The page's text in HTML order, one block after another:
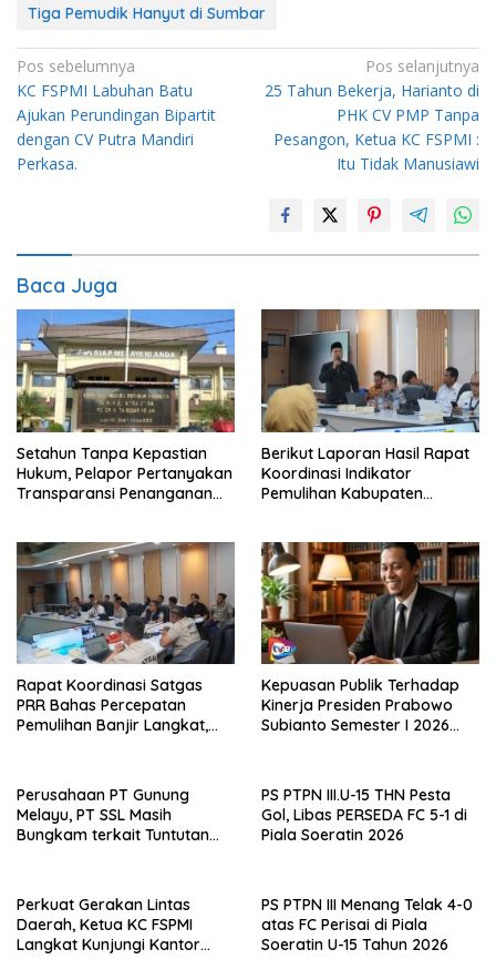
Tiga Pemudik Hanyut di Sumbar
Navigasi
pos
Pos sebelumnya
KC FSPMI Labuhan Batu
Ajukan Perundingan Bipartit
dengan CV Putra Mandiri
Perkasa.
Pos selanjutnya
25 Tahun Bekerja, Harianto di
PHK CV PMP Tanpa
Pesangon, Ketua KC FSPMI :
Itu Tidak Manusiawi
Baca Juga
Setahun Tanpa Kepastian
Hukum, Pelapor Pertanyakan
Transparansi Penanganan
Berikut Laporan Hasil Rapat
Koordinasi Indikator
Pemulihan Kabupaten
Rapat Koordinasi Satgas
PRR Bahas Percepatan
Pemulihan Banjir Langkat,
Kepuasan Publik Terhadap
Kinerja Presiden Prabowo
Subianto Semester I 2026
Perusahaan PT Gunung
Melayu, PT SSL Masih
Bungkam terkait Tuntutan
Sudah Dilayangkan
PS PTPN III.U-15 THN Pesta
Gol, Libas PERSEDA FC 5-1 di
Piala Soeratin 2026
Perkuat Gerakan Lintas
Daerah, Ketua KC FSPMI
Langkat Kunjungi Kantor
PS PTPN III Menang Telak 4-0
atas FC Perisai di Piala
Soeratin U-15 Tahun 2026